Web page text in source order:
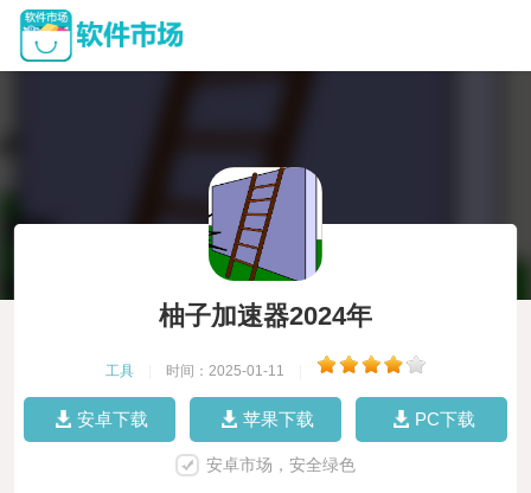
柚子加速器2024年
工具 时间：2025-01-11
安卓下载 苹果下载 PC下载
安卓市场，安全绿色